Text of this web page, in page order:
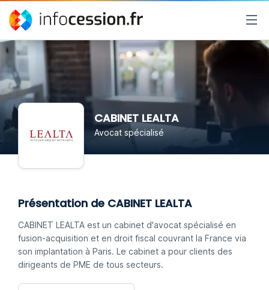
CABINET LEALTA
Avocat spécialisé
Présentation de CABINET LEALTA
CABINET LEALTA est un cabinet d'avocat spécialisé en
fusion-acquisition et en droit fiscal couvrant la France via
son implantation à Paris. Le cabinet a pour clients des
dirigeants de PME de tous secteurs.